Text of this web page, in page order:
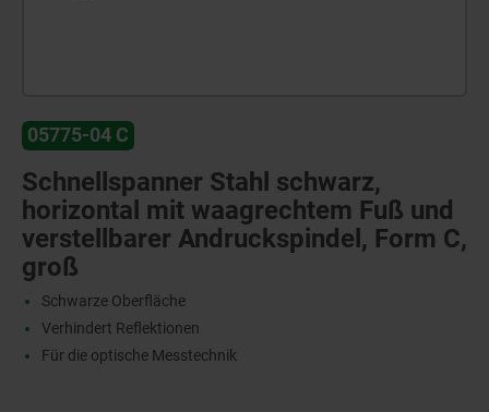
05775-04 C
Schnellspanner Stahl schwarz,
horizontal mit waagrechtem Fuß und
verstellbarer Andruckspindel, Form C,
groß
Schwarze Oberfläche
Verhindert Reflektionen
Für die optische Messtechnik